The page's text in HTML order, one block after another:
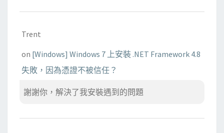
Trent
on [Windows] Windows 7 上安裝 .NET Framework 4.8
失敗，因為憑證不被信任？
謝謝你，解決了我安裝遇到的問題